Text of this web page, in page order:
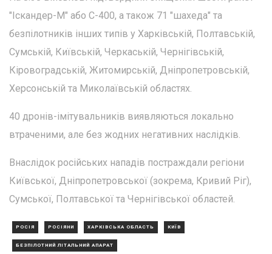
"Іскандер-М" або С-400, а також 71 "шахеда" та
безпілотників інших типів у Харківській, Полтавській,
Сумській, Київській, Черкаській, Чернігівській,
Кіровоградській, Житомирській, Дніпропетровській,
Херсонській та Миколаївській областях.
40 дронів-імітувальників виявляються локально
втраченими, але без жодних негативних наслідків.
Внаслідок російських нападів постраждали регіони
Київської, Дніпропетровської (зокрема, Кривий Ріг),
Сумської, Полтавської та Чернігівської областей.
РОСІЯ РОСІЯНИ ХАРКІВСЬКА ОБЛАСТЬ КИЇВ
БЕЗПІЛОТНИЙ ЛІТАЛЬНИЙ АПАРАТ